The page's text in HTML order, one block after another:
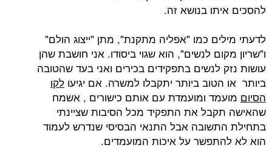
להסכים איתו בנושא זה.
לדעתי מילים כמו "אפליה מתקנת", מתן "ייצוג הולם"
ו"שריון מקום לנשים", הוא שגוי ביסודו. אני חושבת שהן
עושות נזק לנשים בתפקידים בכירים ואני בעד שהטובה
ביותר או הטוב ביותר יתקבלו למשרה. אם יגיעו לקו
הסיום מועמד ומועמדת עם אותם כישורים , אשמח
שהאישה תקבל את התפקיד מכל הסיבות שציינתי
בתחילת התשובה אבל התנאי הבסיסי שנדרש לעמוד
הוא לא להתפשר על איכות המועמדים.